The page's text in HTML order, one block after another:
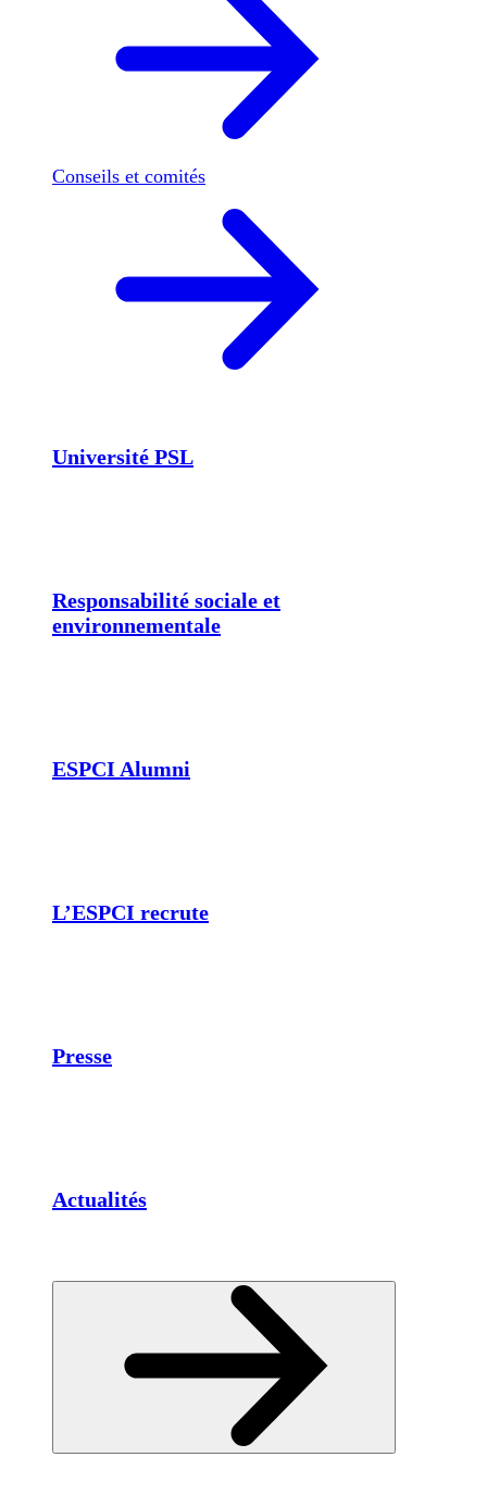
Conseils et comités
Université PSL
Responsabilité sociale et
environnementale
ESPCI Alumni
L’ESPCI recrute
Presse
Actualités